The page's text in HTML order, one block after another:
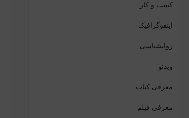
کسب و کار
اینفوگرافیک
روانشناسی
ویدئو
معرفی کتاب
معرفی فیلم